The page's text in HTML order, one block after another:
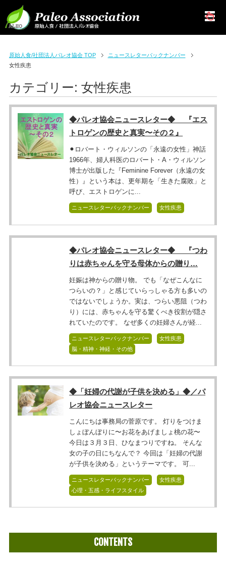
原始人食/社団法人パレオ協会 TOP
ニュースレターバックナンバー
女性疾患
カテゴリー: 女性疾患
◆パレオ協会ニュースレター◆ 『エス
トロゲンの歴史と真実〜その２』
⚫︎ロバート・ウィルソンの「永遠の女性」神話
1966年、婦人科医のロバート・A・ウィルソン
博士が出版した『Feminine Forever（永遠の女
性）』という本は、更年期を「生きた腐敗」と
呼び、エストロゲンに...
ニュースレターバックナンバー 女性疾患
◆パレオ協会ニュースレター◆ 『つわ
りは赤ちゃんを守る母体からの贈り…
妊娠は神からの贈り物。 でも「なぜこんなに
つらいの？」と感じていらっしゃる方も多いの
ではないでしょうか。実は、つらい悪阻（つわ
り）には、赤ちゃんを守る驚くべき役割が隠さ
れていたのです。 なぜ多くの妊婦さんが経...
ニュースレターバックナンバー
女性疾患
脳・精神・神経・その他
◆「妊婦の代謝が子供を決める」◆／パ
レオ協会ニュースレター
こんにちは事務局の菅原です。 灯りをつけま
しょぼんぼりに〜お花をあげましょ桃の花〜
今日は３月３日、ひなまつりですね。 そんな
女の子の日にちなんで？ 今回は「妊婦の代謝
が子供を決める」というテーマです。 可...
ニュースレターバックナンバー
女性疾患
心理・五感・ライフスタイル
CONTENTS